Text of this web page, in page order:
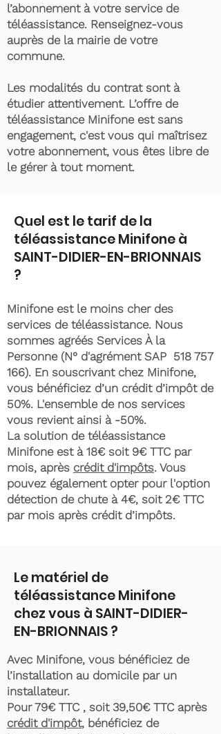
l’abonnement à votre service de
téléassistance. Renseignez-vous
auprès de la mairie de votre
commune.
Les modalités du contrat sont à
étudier attentivement. L’offre de
téléassistance Minifone est sans
engagement, c'est vous qui maîtrisez
votre abonnement, vous êtes libre de
le gérer à tout moment.
Quel est le tarif de la
téléassistance Minifone à
SAINT-DIDIER-EN-BRIONNAIS
?
Minifone est le moins cher des
services de téléassistance. Nous
sommes agréés Services À la
Personne (N° d'agrément SAP 518 757
166). En souscrivant chez Minifone,
vous bénéficiez d’un crédit d’impôt de
50%. L'ensemble de nos services
vous revient ainsi à -50%.
La solution de téléassistance
Minifone est à 18€ soit 9€ TTC par
mois, après crédit d'impôts. Vous
pouvez également opter pour l'option
détection de chute à 4€, soit 2€ TTC
par mois après crédit d’impôts.
Le matériel de
téléassistance Minifone
chez vous à SAINT-DIDIER-
EN-BRIONNAIS ?
Avec Minifone, vous bénéficiez de
l’installation au domicile par un
installateur.
Pour 79€ TTC , soit 39,50€ TTC après
crédit d'impôt, bénéficiez de